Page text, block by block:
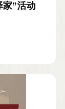
家”活动